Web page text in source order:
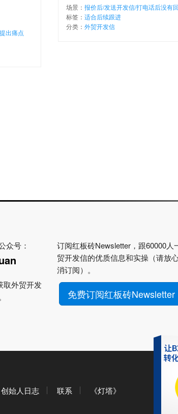
提出痛点
场景： 报价后/发送开发信/打电话后没有
标签： 适合后续跟进
分类： 外贸开发信
众号：
取外贸开发
订阅红板砖Newsletter，跟60000人
贸开发信的优质信息和实操（请放
消订阅）。
免费订阅红板砖Newsletter
创始人日志 联系 《灯塔》